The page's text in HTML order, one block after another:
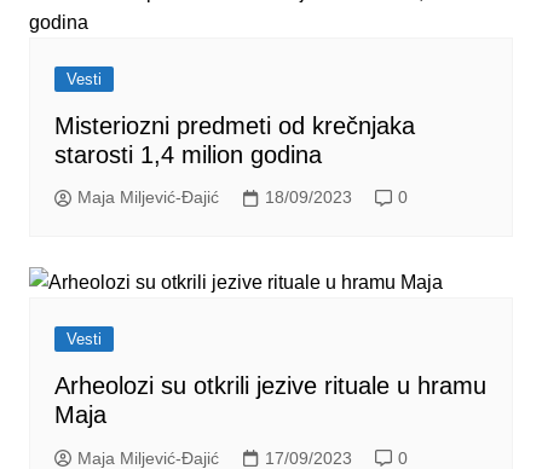
Vesti
Misteriozni predmeti od krečnjaka
starosti 1,4 milion godina
Maja Miljević-Đajić 18/09/2023 0
Vesti
Arheolozi su otkrili jezive rituale u hramu
Maja
Maja Miljević-Đajić 17/09/2023 0